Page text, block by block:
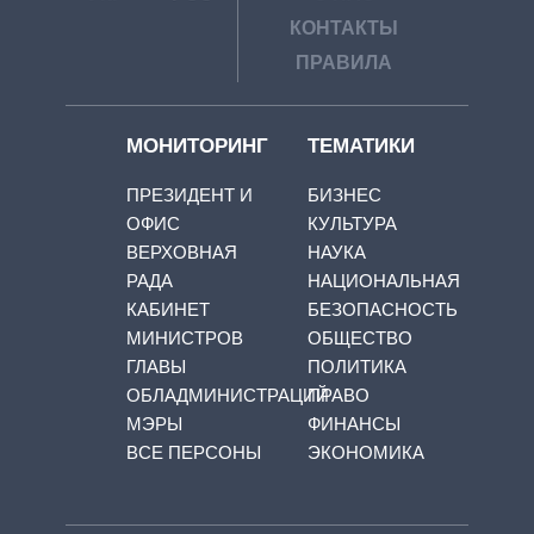
КОНТАКТЫ
ПРАВИЛА
МОНИТОРИНГ
ПРЕЗИДЕНТ И
ОФИС
ВЕРХОВНАЯ
РАДА
КАБИНЕТ
МИНИСТРОВ
ГЛАВЫ
ОБЛАДМИНИСТРАЦИЙ
МЭРЫ
ВСЕ ПЕРСОНЫ
ТЕМАТИКИ
БИЗНЕС
КУЛЬТУРА
НАУКА
НАЦИОНАЛЬНАЯ
БЕЗОПАСНОСТЬ
ОБЩЕСТВО
ПОЛИТИКА
ПРАВО
ФИНАНСЫ
ЭКОНОМИКА